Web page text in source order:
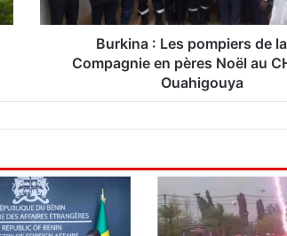
:
i
e
r
s
Burkina : Les pompiers de
Compagnie en pères Noël au
Ouahigouya